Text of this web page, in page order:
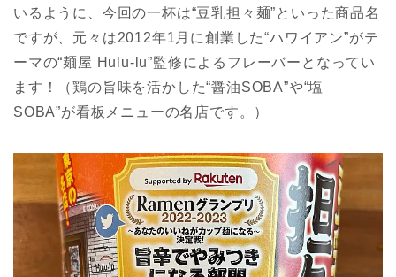
いるように、今回の一杯は“豆乳担々麺”といった商品名
ですが、元々は2012年1月に創業した“ハワイアン”がテ
ーマの“麺屋 Hulu-lu”監修によるフレーバーとなってい
ます！（鶏の旨味を活かした“醤油SOBA”や“塩
SOBA”が看板メニューの名店です。）